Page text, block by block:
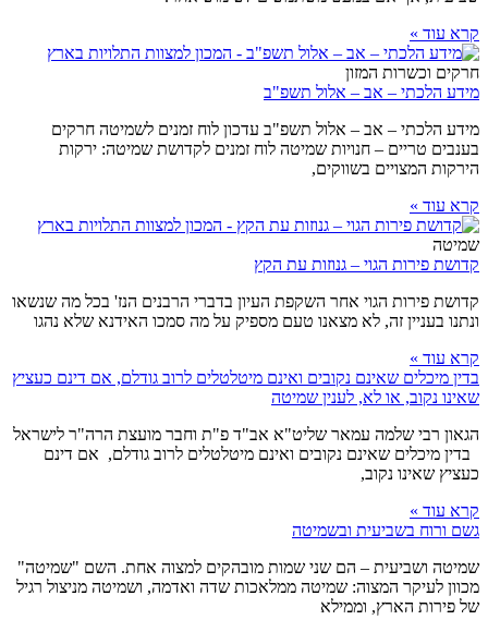
קרא עוד »
חרקים וכשרות המזון
מידע הלכתי – אב – אלול תשפ"ב
מידע הלכתי – אב – אלול תשפ"ב עדכון לוח זמנים לשמיטה חרקים
בענבים טריים – חנויות שמיטה לוח זמנים לקדושת שמיטה: ירקות
הירקות המצויים בשווקים,
קרא עוד »
שמיטה
קדושת פירות הגוי – גנוזות עת הקץ
קדושת פירות הגוי אחר השקפת העיון בדברי הרבנים הנז' בכל מה שנשאו
ונתנו בעניין זה, לא מצאנו טעם מספיק על מה סמכו האידנא שלא נהגו
קרא עוד »
בדין מיכלים שאינם נקובים ואינם מיטלטלים לרוב גודלם, אם דינם כעציץ
שאינו נקוב, או לא, לענין שמיטה
הגאון רבי שלמה עמאר שליט"א אב"ד פ"ת וחבר מועצת הרה"ר לישראל
בדין מיכלים שאינם נקובים ואינם מיטלטלים לרוב גודלם, אם דינם
כעציץ שאינו נקוב,
קרא עוד »
גשם ורוח בשביעית ובשמיטה
שמיטה ושביעית – הם שני שמות מובהקים למצוה אחת. השם "שמיטה"
מכוון לעיקר המצוה: שמיטה ממלאכות שדה ואדמה, ושמיטה מניצול רגיל
של פירות הארץ, וממילא